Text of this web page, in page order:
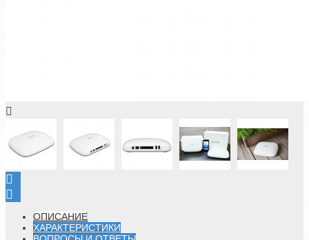
ОПИСАНИЕ
ХАРАКТЕРИСТИКИ